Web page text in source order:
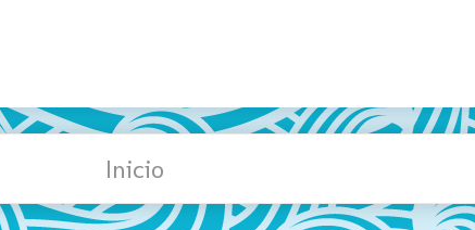
Inicio